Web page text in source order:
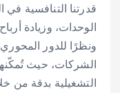
قدرتنا التنافسية في
الوحدات، وزيادة
ونظرًا للدور
الشركات، حيث
التشغيلية بدقة من